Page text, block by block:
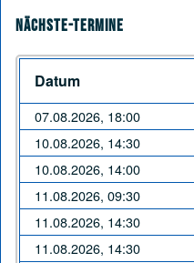
Nächste-Termine
Datum
07.08.2026, 18:00
10.08.2026, 14:30
10.08.2026, 14:00
11.08.2026, 09:30
11.08.2026, 14:30
11.08.2026, 14:30